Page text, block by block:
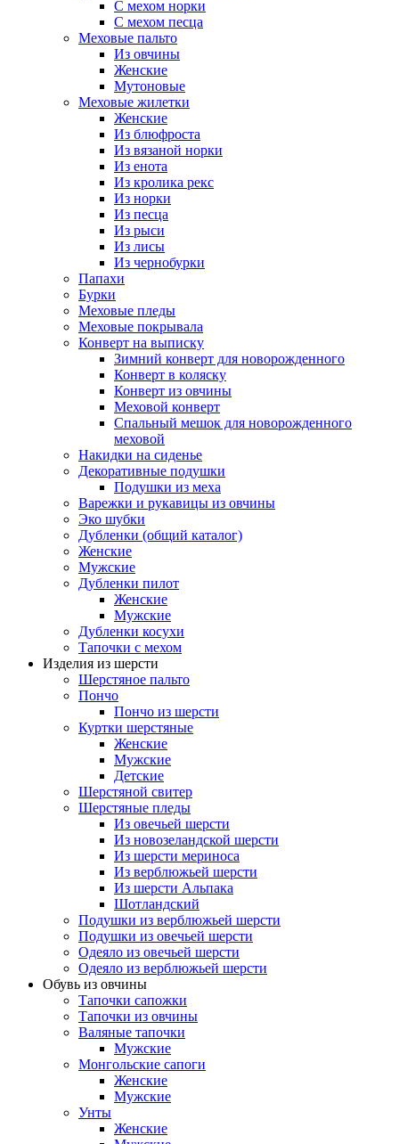
С мехом норки
С мехом песца
Меховые пальто
Из овчины
Женские
Мутоновые
Меховые жилетки
Женские
Из блюфроста
Из вязаной норки
Из енота
Из кролика рекс
Из норки
Из песца
Из рыси
Из лисы
Из чернобурки
Папахи
Бурки
Меховые пледы
Меховые покрывала
Конверт на выписку
Зимний конверт для новорожденного
Конверт в коляску
Конверт из овчины
Меховой конверт
Спальный мешок для новорожденного
меховой
Накидки на сиденье
Декоративные подушки
Подушки из меха
Варежки и рукавицы из овчины
Эко шубки
Дубленки (общий каталог)
Женские
Мужские
Дубленки пилот
Женские
Мужские
Дубленки косухи
Тапочки с мехом
Изделия из шерсти
Шерстяное пальто
Пончо
Пончо из шерсти
Куртки шерстяные
Женские
Мужские
Детские
Шерстяной свитер
Шерстяные пледы
Из овечьей шерсти
Из новозеландской шерсти
Из шерсти мериноса
Из верблюжьей шерсти
Из шерсти Альпака
Шотландский
Подушки из верблюжьей шерсти
Подушки из овечьей шерсти
Одеяло из овечьей шерсти
Одеяло из верблюжьей шерсти
Обувь из овчины
Тапочки сапожки
Тапочки из овчины
Валяные тапочки
Мужские
Монгольские сапоги
Женские
Мужские
Унты
Женские